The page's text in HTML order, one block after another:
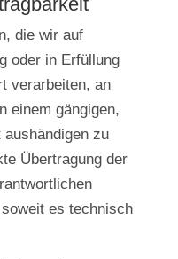
die wir auf
oder in Erfüllung
verarbeiten, an
einem gängigen,
zu
Übertragung der
es technisch